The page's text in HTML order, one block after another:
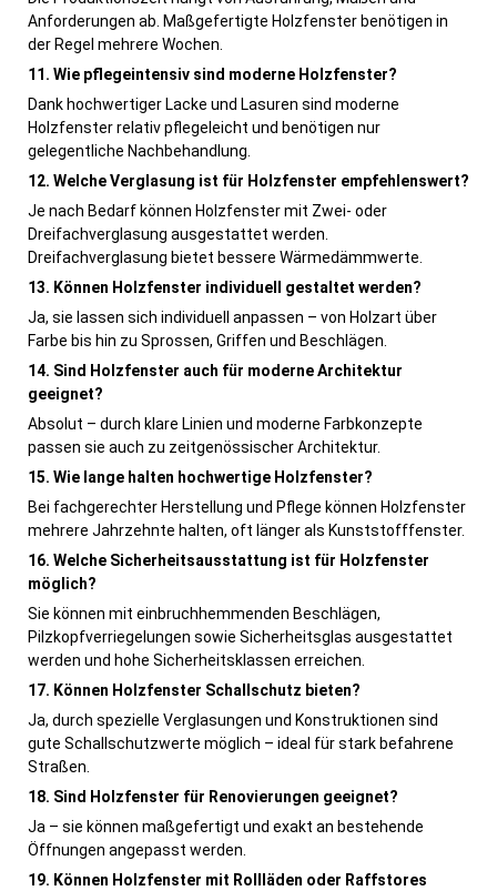
Anforderungen ab. Maßgefertigte Holzfenster benötigen in
der Regel mehrere Wochen.
11. Wie pflegeintensiv sind moderne Holzfenster?
Dank hochwertiger Lacke und Lasuren sind moderne
Holzfenster relativ pflegeleicht und benötigen nur
gelegentliche Nachbehandlung.
12. Welche Verglasung ist für Holzfenster empfehlenswert?
Je nach Bedarf können Holzfenster mit Zwei- oder
Dreifachverglasung ausgestattet werden.
Dreifachverglasung bietet bessere Wärmedämmwerte.
13. Können Holzfenster individuell gestaltet werden?
Ja, sie lassen sich individuell anpassen – von Holzart über
Farbe bis hin zu Sprossen, Griffen und Beschlägen.
14. Sind Holzfenster auch für moderne Architektur
geeignet?
Absolut – durch klare Linien und moderne Farbkonzepte
passen sie auch zu zeitgenössischer Architektur.
15. Wie lange halten hochwertige Holzfenster?
Bei fachgerechter Herstellung und Pflege können Holzfenster
mehrere Jahrzehnte halten, oft länger als Kunststofffenster.
16. Welche Sicherheitsausstattung ist für Holzfenster
möglich?
Sie können mit einbruchhemmenden Beschlägen,
Pilzkopfverriegelungen sowie Sicherheitsglas ausgestattet
werden und hohe Sicherheitsklassen erreichen.
17. Können Holzfenster Schallschutz bieten?
Ja, durch spezielle Verglasungen und Konstruktionen sind
gute Schallschutzwerte möglich – ideal für stark befahrene
Straßen.
18. Sind Holzfenster für Renovierungen geeignet?
Ja – sie können maßgefertigt und exakt an bestehende
Öffnungen angepasst werden.
19. Können Holzfenster mit Rollläden oder Raffstores